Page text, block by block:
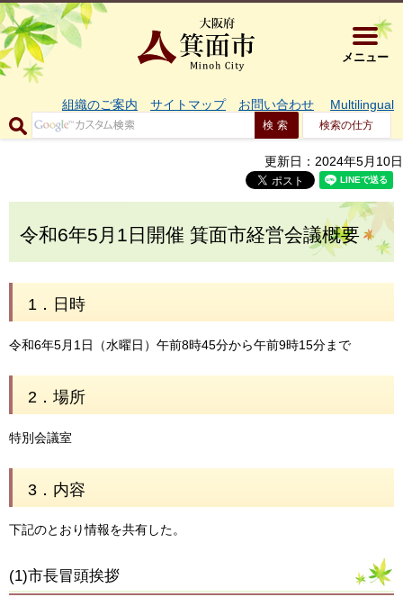
大阪府箕
メニュー
組織のご案内 サイトマップ お問い合わせ Multilingual
検索の仕方
更新日：2024年5月10日
令和6年5月1日開催 箕面市経営会議概要
1．日時
令和6年5月1日（水曜日）午前8時45分から午前9時15分まで
2．場所
特別会議室
3．内容
下記のとおり情報を共有した。
(1)市長冒頭挨拶